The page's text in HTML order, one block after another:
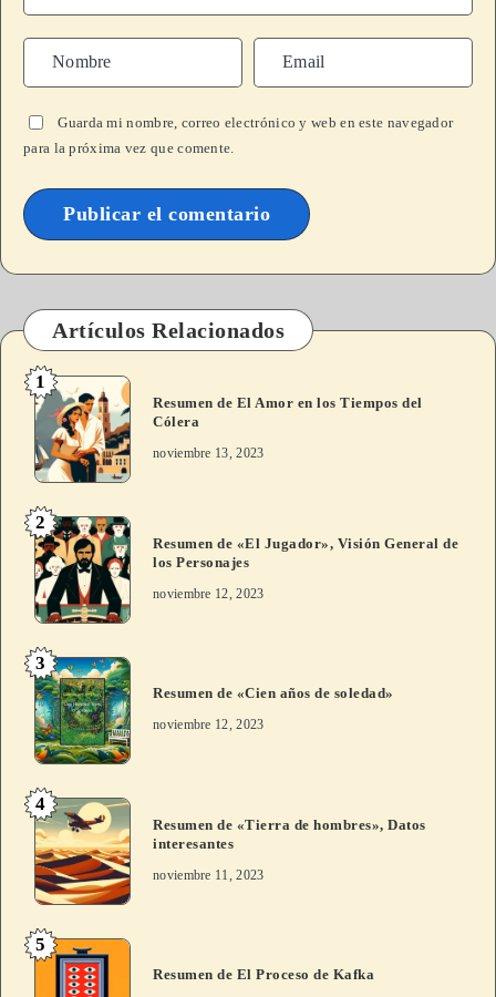
Guarda mi nombre, correo electrónico y web en este navegador
para la próxima vez que comente.
t
r
i
Artículos Relacionados
1
Resumen de El Amor en los Tiempos del
Cólera
noviembre 13, 2023
2
Resumen de «El Jugador», Visión General de
los Personajes
noviembre 12, 2023
3
Resumen de «Cien años de soledad»
noviembre 12, 2023
4
Resumen de «Tierra de hombres», Datos
interesantes
noviembre 11, 2023
5
Resumen de El Proceso de Kafka